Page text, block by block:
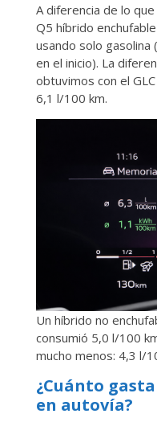
A diferencia de lo
Q5 híbrido
usando solo
en el inicio). La
obtuvimos con el
6,1 l/100 km.
Un híbrido no
consumió 5,0 l/100
mucho menos: 4,3 l/
¿Cuánto
en autovía?